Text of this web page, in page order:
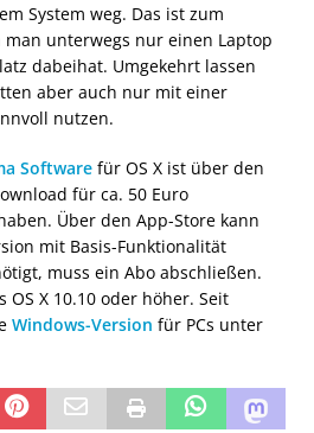
System weg. Das ist zum
unterwegs nur einen Laptop
dabeihat. Umgekehrt lassen
aber auch nur mit einer
nutzen.
Software für OS X ist über den
für ca. 50 Euro
Über den App-Store kann
mit Basis-Funktionalität
muss ein Abo abschließen.
OS X 10.10 oder höher. Seit
Windows-Version für PCs unter